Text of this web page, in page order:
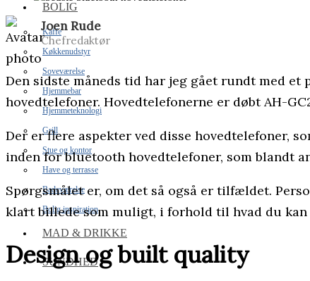
BOLIG
Kaffe
Køkkenudstyr
Soveværelse
Hjemmebar
Hjemmeteknologi
Grill
Stue og kontor
Have og terrasse
Badeværelse
Bolig inspiration
MAD & DRIKKE
SUNDHED
Joen Rude
Chefredaktør
Den sidste måneds tid har jeg gået rundt med
hovedtelefoner. Hovedtelefonerne er døbt AH-
Der er flere aspekter ved disse hovedtelefoner,
inden for bluetooth hovedtelefoner, som blandt
Spørgsmålet er, om det så også er tilfældet.
klart billede som muligt, i forhold til hvad du
Design og built quality